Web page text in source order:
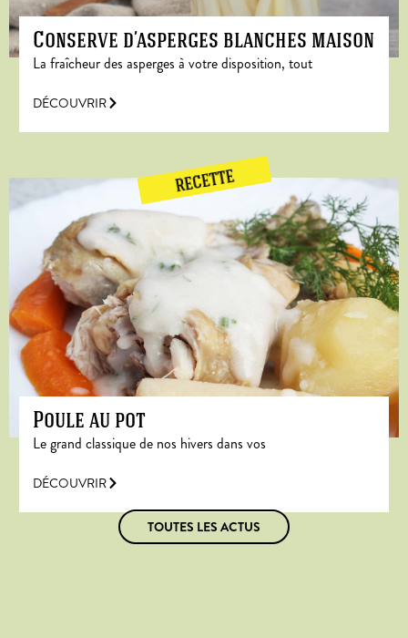
Conserve d’asperges blanches maison
La fraîcheur des asperges à votre disposition, tout
DÉCOUVRIR
RECETTE
Poule au pot
Le grand classique de nos hivers dans vos
DÉCOUVRIR
TOUTES LES ACTUS